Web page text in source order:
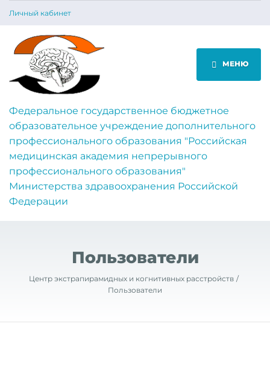
Личный кабинет
МЕНЮ
Федеральное государственное бюджетное
образовательное учреждение дополнительного
профессионального образования "Российская
медицинская академия непрерывного
профессионального образования"
Министерства здравоохранения Российской
Федерации
Пользователи
Центр экстрапирамидных и когнитивных расстройств
Пользователи